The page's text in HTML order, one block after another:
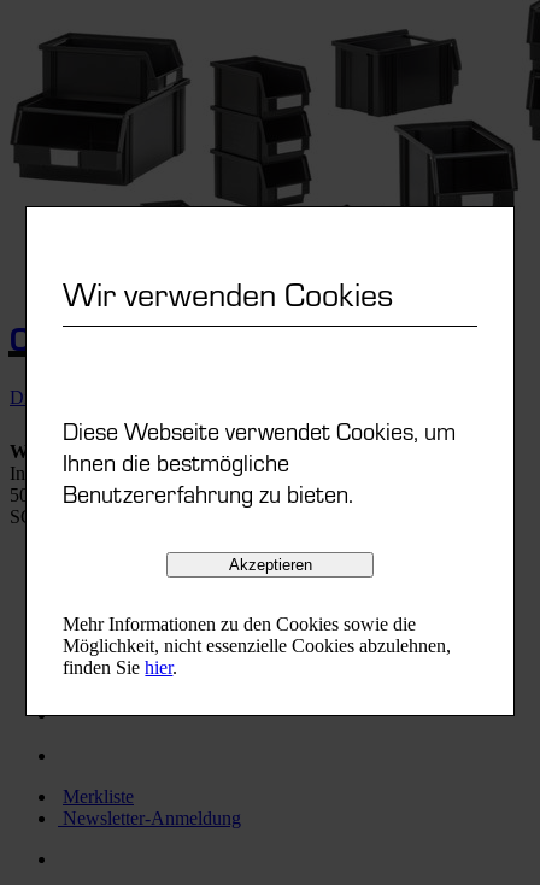
Wir verwenden Cookies
Diese Webseite verwendet Cookies, um
Ihnen die bestmögliche
Benutzererfahrung zu bieten.
Akzeptieren
Mehr Informationen zu den Cookies sowie die
Möglichkeit, nicht essenzielle Cookies abzulehnen,
finden Siehier.
C B CBMC
Die Serie Classicbox Black ...
WEZ Kunststoffwerk AG
Industriestrasse 8
5036 Oberentfelden
SCHWEIZ
0041 (0) 62 737 88 00
Merkliste
Newsletter-Anmeldung